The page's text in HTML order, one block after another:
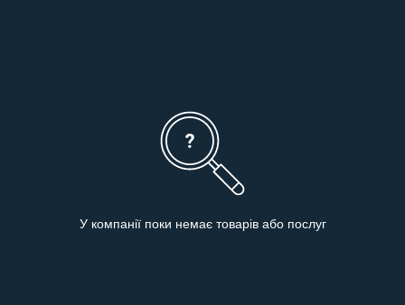
У компанії поки немає товарів або послуг